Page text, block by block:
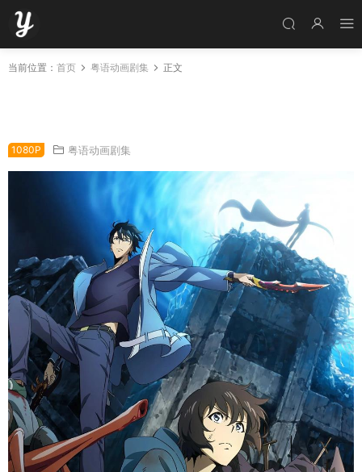
当前位置： 首页 粤语动画剧集 正文
1080P 粤语动画剧集